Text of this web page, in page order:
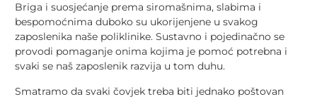
Briga i suosjećanje prema siromašnima, slabima i
bespomoćnima duboko su ukorijenjene u svakog
zaposlenika naše poliklinike. Sustavno i pojedinačno se
provodi pomaganje onima kojima je pomoć potrebna i
svaki se naš zaposlenik razvija u tom duhu.
Smatramo da svaki čovjek treba biti jednako poštovan